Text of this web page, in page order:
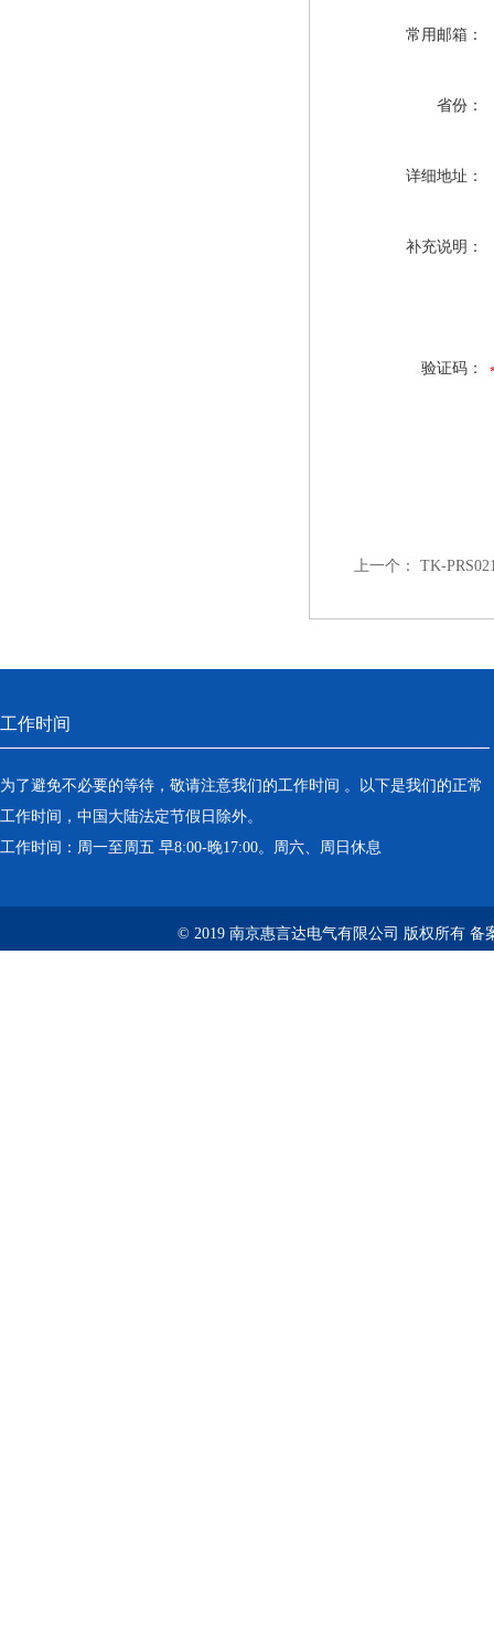
常用邮箱：
省份：
详细地址：
补充说明：
验证码：
上一个： TK-
工作时间
为了避免不必要的等待，敬请注意我们的工作时间 。以下是我们的正常
工作时间，中国大陆法定节假日除外。
工作时间：周一至周五 早8:00-晚17:00。周六、周日休息
© 2019 南京惠言达电气有限公司 版权所有 备